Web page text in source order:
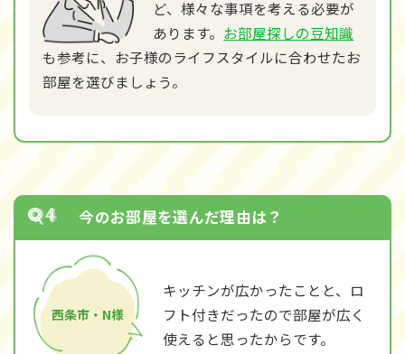
ど、様々な事項を考える必要が
あります。 お部屋探しの豆知識
も参考に、お子様のライフスタイルに合わせたお
部屋を選びましょう。
今のお部屋を選んだ理由は？
西条市・N様
キッチンが広かったことと、ロ
フト付きだったので部屋が広く
使えると思ったからです。